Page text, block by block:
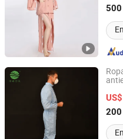
500
Jiangsu, China
Suzhou Jingshang Jingmei
Jiangsu, China